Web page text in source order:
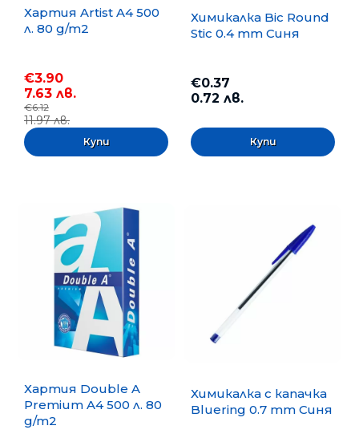
Хартия Artist A4 500
л. 80 g/m2
€3.90
7.63 лв.
€6.12
11.97 лв.
Химикалка Bic Round
Stic 0.4 mm Синя
€0.37
0.72 лв.
Хартия Double A
Premium A4 500 л. 80
g/m2
Химикалка с капачка
Bluering 0.7 mm Синя